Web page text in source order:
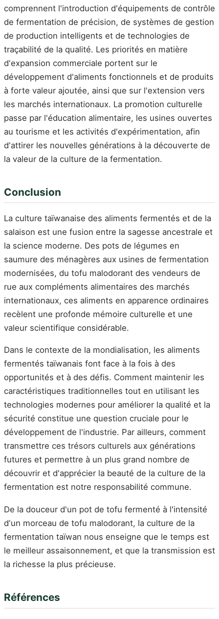
comprennent l'introduction d'équipements de contrôle
de fermentation de précision, de systèmes de gestion
de production intelligents et de technologies de
traçabilité de la qualité. Les priorités en matière
d'expansion commerciale portent sur le
développement d'aliments fonctionnels et de produits
à forte valeur ajoutée, ainsi que sur l'extension vers
les marchés internationaux. La promotion culturelle
passe par l'éducation alimentaire, les usines ouvertes
au tourisme et les activités d'expérimentation, afin
d'attirer les nouvelles générations à la découverte de
la valeur de la culture de la fermentation.
Conclusion
La culture taïwanaise des aliments fermentés et de la
salaison est une fusion entre la sagesse ancestrale et
la science moderne. Des pots de légumes en
saumure des ménagères aux usines de fermentation
modernisées, du tofu malodorant des vendeurs de
rue aux compléments alimentaires des marchés
internationaux, ces aliments en apparence ordinaires
recèlent une profonde mémoire culturelle et une
valeur scientifique considérable.
Dans le contexte de la mondialisation, les aliments
fermentés taïwanais font face à la fois à des
opportunités et à des défis. Comment maintenir les
caractéristiques traditionnelles tout en utilisant les
technologies modernes pour améliorer la qualité et la
sécurité constitue une question cruciale pour le
développement de l'industrie. Par ailleurs, comment
transmettre ces trésors culturels aux générations
futures et permettre à un plus grand nombre de
découvrir et d'apprécier la beauté de la culture de la
fermentation est notre responsabilité commune.
De la douceur d'un pot de tofu fermenté à l'intensité
d'un morceau de tofu malodorant, la culture de la
fermentation taïwan nous enseigne que le temps est
le meilleur assaisonnement, et que la transmission est
la richesse la plus précieuse.
Références